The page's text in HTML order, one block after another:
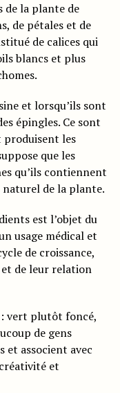
de la plante de
de pétales et de
de calices qui
blancs et plus
et lorsqu’ils sont
épingles. Ce sont
produisent les
que les
qu’ils contiennent
de la plante.
est l’objet du
usage médical et
de croissance,
de leur relation
: vert plutôt foncé,
de gens
associent avec
et